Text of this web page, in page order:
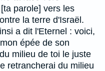
parole] vers les
la terre d'Israël.
a dit l'Eternel : voici,
épée de son
milieu de toi le juste
retrancherai du milieu